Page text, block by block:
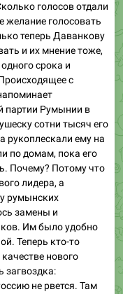
голосов отдали
желание голосовать
теперь Даванкову
и их мнение тоже,
срока и
с
партии Румынии в
сотни тысяч его
рукоплескали ему на
по домам, пока его
Почему? Потому что
лидера, а
румынских
замены и
Им было удобно
Теперь кто-то
нового
загвоздка:
не рвется. Там